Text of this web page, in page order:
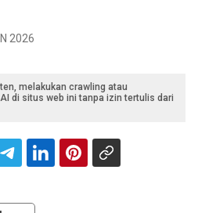
2026
melakukan crawling atau
di situs web ini tanpa izin tertulis dari